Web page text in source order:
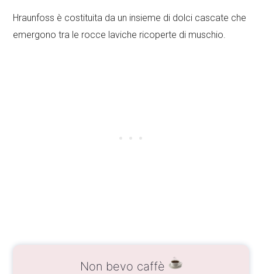
Hraunfoss è costituita da un insieme di dolci cascate che
emergono tra le rocce laviche ricoperte di muschio.
Non bevo caffè